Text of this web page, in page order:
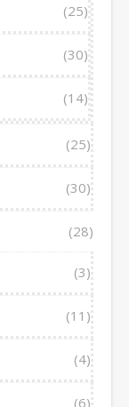
(25)
(30)
(14)
(25)
(30)
(28)
(3)
(11)
(4)
(6)